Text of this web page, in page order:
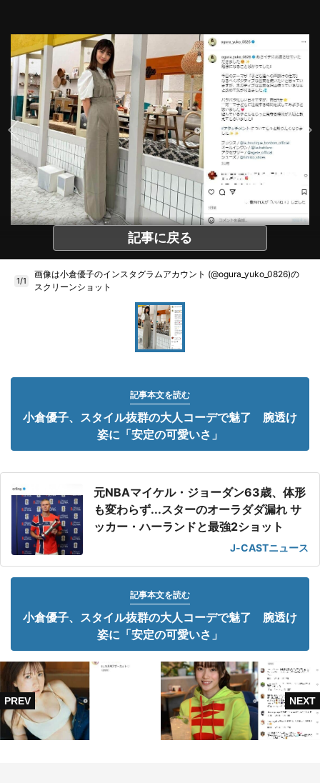
記事に戻る
1/1
画像は小倉優子のインスタグラムアカウント (@ogura_yuko_0826)の
スクリーンショット
記事本文を読む
小倉優子、スタイル抜群の大人コーデで魅了 腕透け
姿に「安定の可愛いさ」
元NBAマイケル・ジョーダン63歳、体形
も変わらず...スターのオーラダダ漏れ サ
ッカー・ハーランドと最強2ショット
J-CASTニュース
記事本文を読む
小倉優子、スタイル抜群の大人コーデで魅了 腕透け
姿に「安定の可愛いさ」